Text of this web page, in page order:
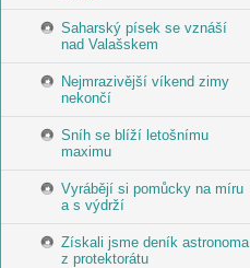
Saharský písek se vznáší
nad Valašskem
Nejmrazivější víkend zimy
nekončí
Sníh se blíží letošnímu
maximu
Vyrábějí si pomůcky na míru
a s výdrží
Získali jsme deník astronoma
z protektorátu